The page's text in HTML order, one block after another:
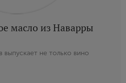
масло из Наварры
выпускает не только вино